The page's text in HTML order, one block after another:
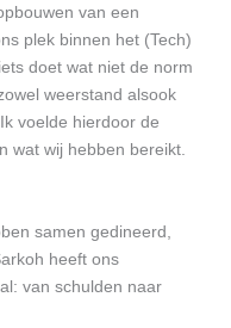
van een
plek binnen het (Tech)
doet wat niet de norm
weerstand alsook
voelde hierdoor de
wat wij hebben bereikt.
samen gedineerd,
heeft ons
van schulden naar